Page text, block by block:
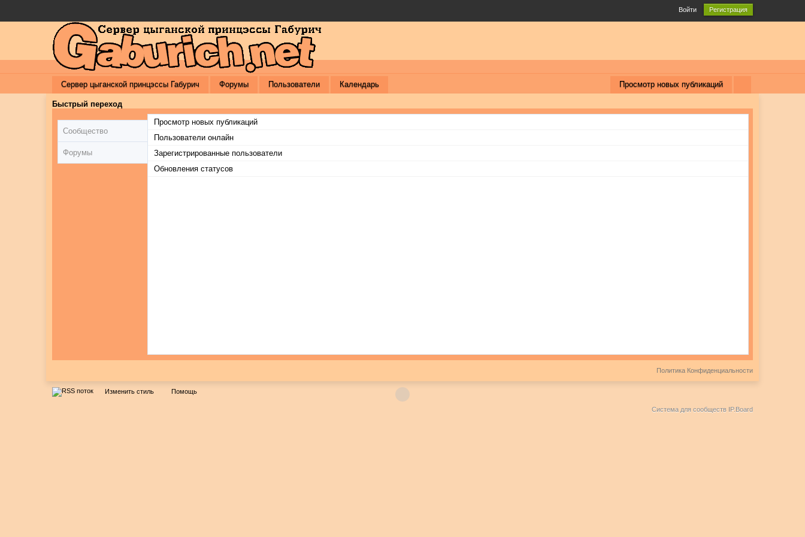
Войти Регистрация
Просмотр новых публикаций
Сервер цыганской принцэссы Габурич Форумы Пользователи Календарь
Быстрый переход
Сообщество
Форумы
Просмотр новых публикаций
Пользователи онлайн
Зарегистрированные пользователи
Обновления статусов
Политика Конфиденциальности
Изменить стиль Помощь
Система для сообществ IP.Board